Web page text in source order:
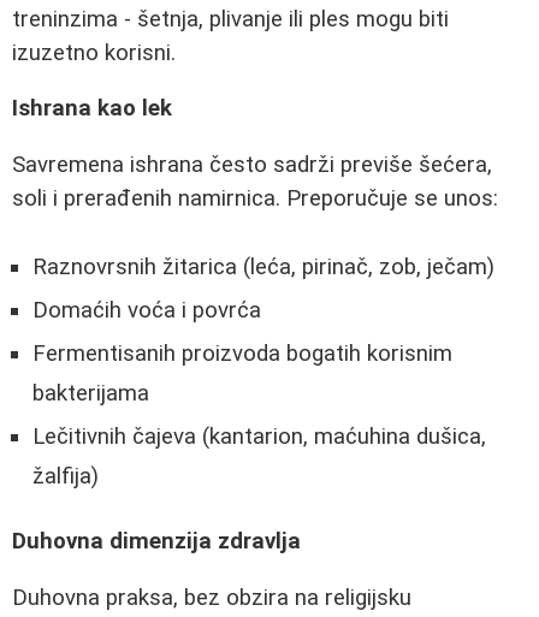
treninzima - šetnja, plivanje ili ples mogu biti
izuzetno korisni.
Ishrana kao lek
Savremena ishrana često sadrži previše šećera,
soli i prerađenih namirnica. Preporučuje se unos:
Raznovrsnih žitarica (leća, pirinač, zob, ječam)
Domaćih voća i povrća
Fermentisanih proizvoda bogatih korisnim
bakterijama
Lečitivnih čajeva (kantarion, maćuhina dušica,
žalfija)
Duhovna dimenzija zdravlja
Duhovna praksa, bez obzira na religijsku